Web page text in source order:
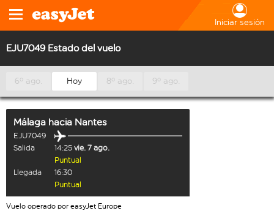
Iniciar sesión
EJU7049 Estado del vuelo
6º ago. Hoy 8º ago. 9º ago.
Málaga hacia Nantes
EJU7049
Salida
14:25 vie. 7 ago.
Puntual
Llegada
16:30
Puntual
Vuelo operado por easyJet Europe